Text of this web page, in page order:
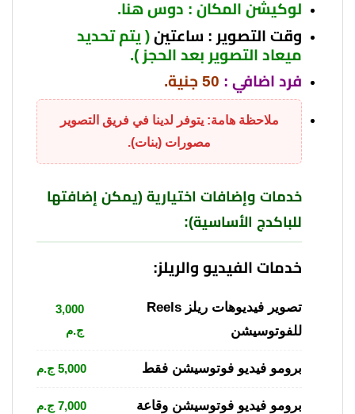
لوكيشن المكان : دوس هنا.
وقت التصوير : ساعتين ( يتم تحديد
ميعاد التصوير بعد الحجز ).
فرد اضافي : 50 جنية.
ملاحظة هامة: يتوفر لدينا في فريق التصوير
مصورات (بنات).
خدمات وإضافات اختيارية (يمكن إضافتها
للباكدج الأساسية):
خدمات الفيديو والريلز:
تصوير فيديوهات ريلز Reels
للفوتوسيشن
3,000
ج.م
برومو فيديو فوتوسيشن فقط 5,000 ج.م
برومو فيديو فوتوسيشن وقاعة 7,000 ج.م